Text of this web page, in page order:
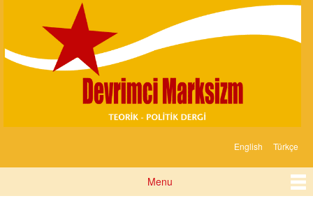
content
Marksizm
English Türkçe
Menu